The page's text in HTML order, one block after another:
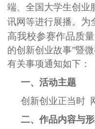
端、全国大学生创业
讯网等进行展播。 为
高我校参赛作品质
的创新创业故事”暨
有关事项通知如下：
一、活动主题
创新创业正当时
二、作品内容与